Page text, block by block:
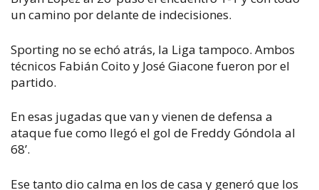
un camino por delante de indecisiones.
Sporting no se echó atrás, la Liga tampoco. Ambos
técnicos Fabián Coito y José Giacone fueron por el
partido.
En esas jugadas que van y vienen de defensa a
ataque fue como llegó el gol de Freddy Góndola al
68’.
Ese tanto dio calma en los de casa y generó que los